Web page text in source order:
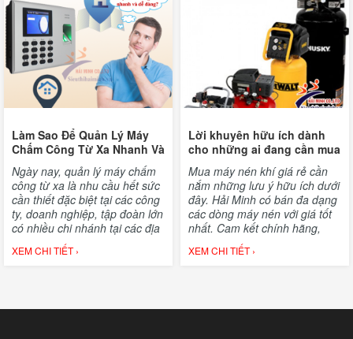
Làm Sao Để Quản Lý Máy
Chấm Công Từ Xa Nhanh Và
Ngày nay, quản lý máy chấm
công từ xa là nhu cầu hết sức
cần thiết đặc biệt tại các công
ty, doanh nghiệp, tập đoàn lớn
có nhiều chi nhánh tại các địa
chỉ cách xa nhau. Tuy nhiên,
làm sao để quản lý máy chấm
XEM CHI TIẾT ›
Lời khuyên hữu ích dành
cho những ai đang cần mua
Mua máy nén khí giá rẻ cần
nắm những lưu ý hữu ích dưới
đây. Hải Minh có bán đa dạng
các dòng máy nén với giá tốt
nhất. Cam kết chính hãng,
giao hàng tận nơi toàn quốc.
XEM CHI TIẾT ›